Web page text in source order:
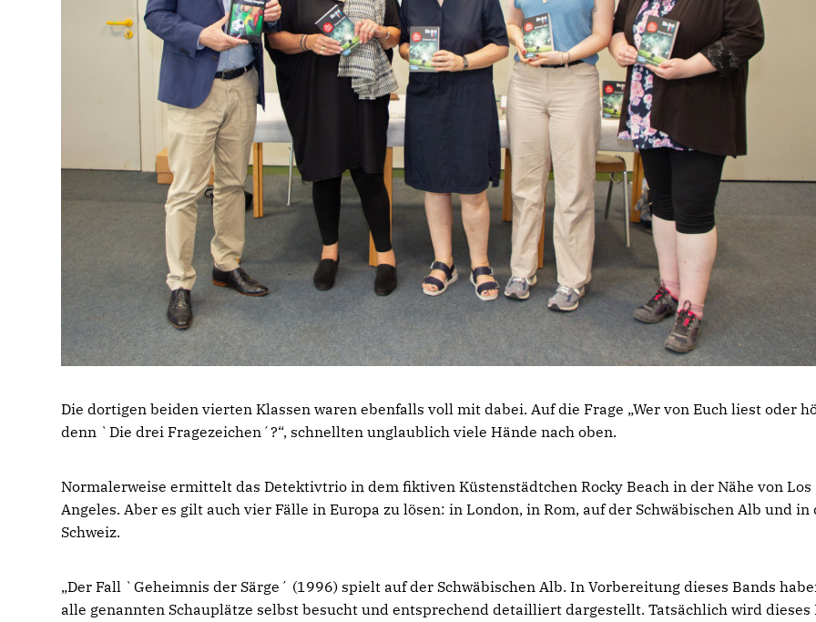
Die dortigen beiden vierten Klassen waren ebenfalls voll mit dabei. Auf die Frage „Wer von Euch liest oder
denn `Die drei Fragezeichen´?“, schnellten unglaublich viele Hände nach oben.
Normalerweise ermittelt das Detektivtrio in dem fiktiven Küstenstädtchen Rocky Beach in der Nähe von Los
Angeles. Aber es gilt auch vier Fälle in Europa zu lösen: in London, in Rom, auf der Schwäbischen Alb und in
Schweiz.
Der Fall `Geheimnis der Särge´ (1996) spielt auf der Schwäbischen Alb. In Vorbereitung dieses Bands
alle genannten Schauplätze selbst besucht und entsprechend detailliert dargestellt. Tatsächlich wird dieses